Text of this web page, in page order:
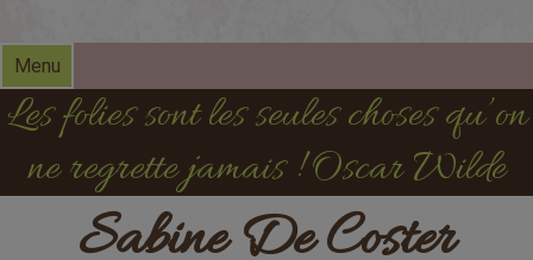
Menu
Les folies sont les seules choses qu’on
ne regrette jamais ! Oscar Wilde
Sabine De Coster